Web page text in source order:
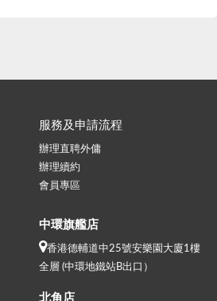
服務及申請流程
辦理直聘外傭
辦理續約
會員專區
中環旗艦店
香港德輔道中25號安樂園大廈1樓
全層 (中環地鐵站B出口）
北角店